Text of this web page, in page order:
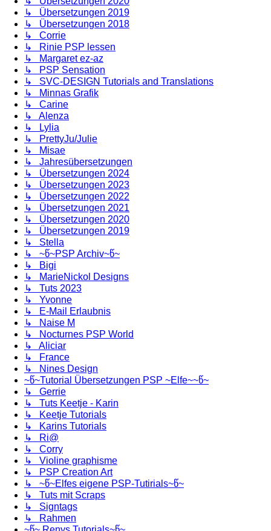
↳ Übersetzungen 2019
↳ Übersetzungen 2018
↳ Corrie
↳ Rinie PSP lessen
↳ Margaret ez-az
↳ PSP Sensation
↳ SVC-DESIGN Tutorials and Translations
↳ Minnas Grafik
↳ Carine
↳ Alenza
↳ Lylia
↳ PrettyJu/Julie
↳ Misae
↳ Jahresübersetzungen
↳ Übersetzungen 2024
↳ Übersetzungen 2023
↳ Übersetzungen 2022
↳ Übersetzungen 2021
↳ Übersetzungen 2020
↳ Übersetzungen 2019
↳ Stella
↳ ~წ~PSP Archiv~წ~
↳ Bigi
↳ MarieNickol Designs
↳ Tuts 2023
↳ Yvonne
↳ E-Mail Erlaubnis
↳ Naise M
↳ Nocturnes PSP World
↳ Aliciar
↳ France
↳ Nines Design
~წ~Tutorial Übersetzungen PSP ~Elfe~~წ~
↳ Gerrie
↳ Tuts Keetje - Karin
↳ Keetje Tutorials
↳ Karins Tutorials
↳ Ri@
↳ Corry
↳ Violine graphisme
↳ PSP Creation Art
↳ ~წ~Elfes eigene PSP-Tutirials~წ~
↳ Tuts mit Scraps
↳ Signtags
↳ Rahmen